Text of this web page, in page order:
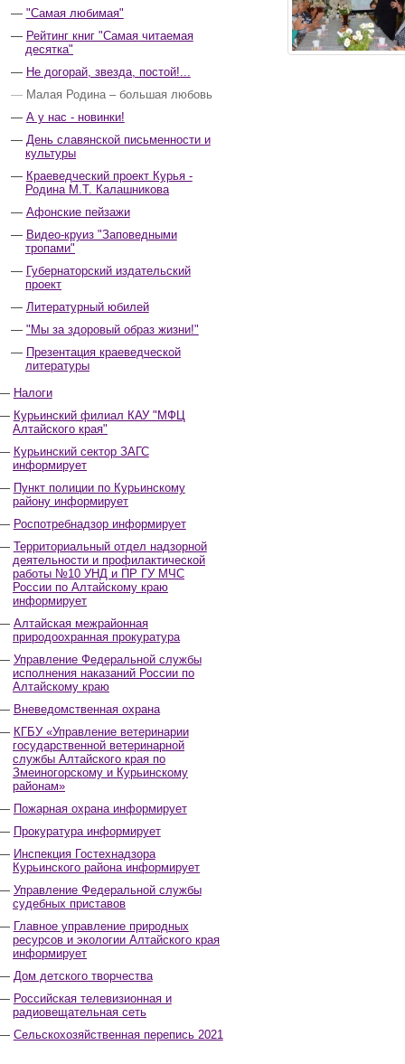
"Самая любимая"
Рейтинг книг "Самая читаемая
десятка"
Не догорай, звезда, постой!...
Малая Родина – большая любовь
А у нас - новинки!
День славянской письменности и
культуры
Краеведческий проект Курья -
Родина М.Т. Калашникова
Афонские пейзажи
Видео-круиз "Заповедными
тропами"
Губернаторский издательский
проект
Литературный юбилей
"Мы за здоровый образ жизни!"
Презентация краеведческой
литературы
Налоги
Курьинский филиал КАУ "МФЦ
Алтайского края"
Курьинский сектор ЗАГС
информирует
Пункт полиции по Курьинскому
району информирует
Роспотребнадзор информирует
Территориальный отдел надзорной
деятельности и профилактической
работы №10 УНД и ПР ГУ МЧС
России по Алтайскому краю
информирует
Алтайская межрайонная
природоохранная прокуратура
Управление Федеральной службы
исполнения наказаний России по
Алтайскому краю
Вневедомственная охрана
КГБУ «Управление ветеринарии
государственной ветеринарной
службы Алтайского края по
Змеиногорскому и Курьинскому
районам»
Пожарная охрана информирует
Прокуратура информирует
Инспекция Гостехнадзора
Курьинского района информирует
Управление Федеральной службы
судебных приставов
Главное управление природных
ресурсов и экологии Алтайского края
информирует
Дом детского творчества
Российская телевизионная и
радиовещательная сеть
Сельскохозяйственная перепись 2021